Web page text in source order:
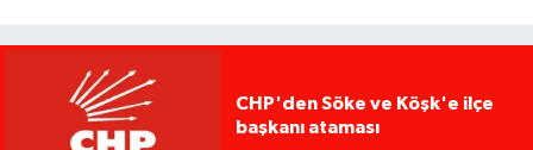
CHP'den Söke ve Köşk'e ilçe
başkanı ataması